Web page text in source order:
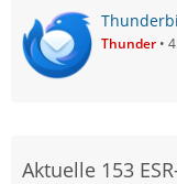
Thunder
Aktuelle 153